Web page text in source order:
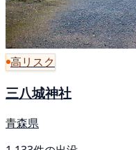
高リスク
三八城神社
青森県